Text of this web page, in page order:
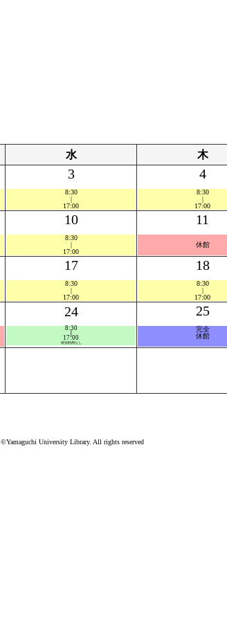
水 木
3
8:30
|
17:00
4
8:30
|
17:00
10
8:30
|
17:00
11
休館
17
8:30
|
17:00
18
8:30
|
17:00
24
8:30
❘
17:00
特別利用なし
25
完全
休館
©Yamaguchi University Library. All rights reserved